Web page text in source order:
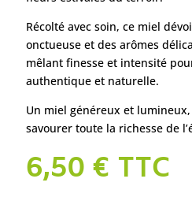
Récolté avec soin, ce miel
onctueuse et des arômes
mêlant finesse et intensité
authentique et naturelle.
Un miel généreux et
savourer toute la richesse de
6,50€ TTC